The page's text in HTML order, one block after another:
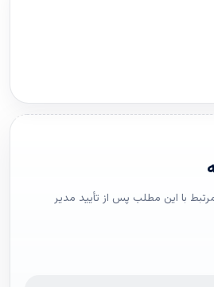
با این مطلب پس از تأیید مدیر